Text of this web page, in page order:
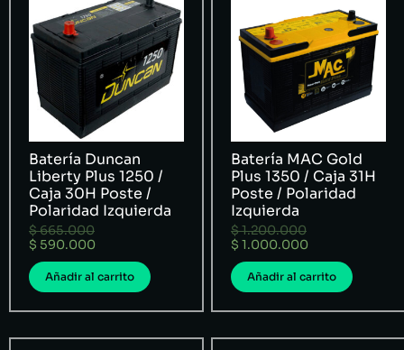
Batería Duncan
Liberty Plus 1250 /
Caja 30H Poste /
Polaridad Izquierda
$665.000
$ 590.000
Añadir al carrito
Batería MAC Gold
Plus 1350 / Caja 31H
Poste / Polaridad
Izquierda
$1.200.000
$ 1.000.000
Añadir al carrito